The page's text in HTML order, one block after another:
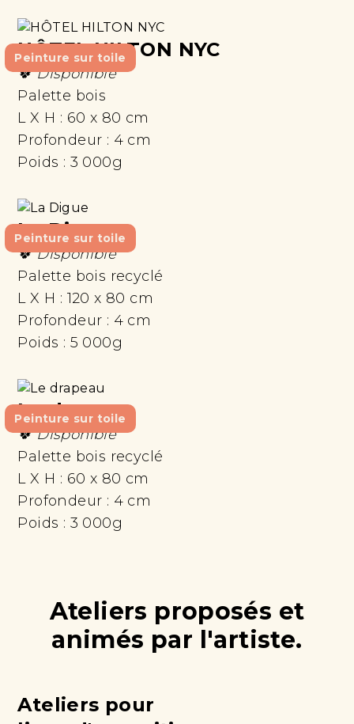
Peinture sur toile
HÔTEL HILTON NYC
🍀 Disponible
Palette bois
L X H : 60 x 80 cm
Profondeur : 4 cm
Poids : 3 000g
Peinture sur toile
La Digue
🍀 Disponible
Palette bois recyclé
L X H : 120 x 80 cm
Profondeur : 4 cm
Poids : 5 000g
Peinture sur toile
Le drapeau
🍀 Disponible
Palette bois recyclé
L X H : 60 x 80 cm
Profondeur : 4 cm
Poids : 3 000g
Ateliers proposés et
animés par l'artiste.
Ateliers pour